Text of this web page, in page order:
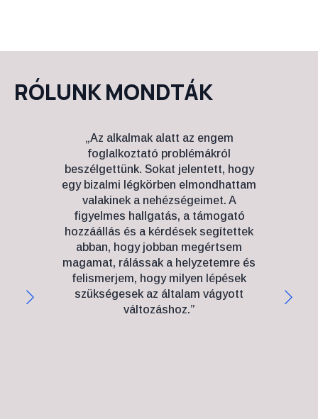
RÓLUNK MONDTÁK
„Az alkalmak alatt az engem
foglalkoztató problémákról
beszélgettünk. Sokat jelentett, hogy
egy bizalmi légkörben elmondhattam
valakinek a nehézségeimet. A
figyelmes hallgatás, a támogató
hozzáállás és a kérdések segítettek
abban, hogy jobban megértsem
magamat, rálássak a helyzetemre és
felismerjem, hogy milyen lépések
szükségesek az általam vágyott
változáshoz.”